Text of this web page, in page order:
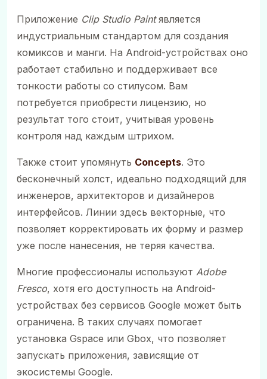
Приложение Clip Studio Paintявляется
индустриальным стандартом для создания
комиксов и манги. На Android-устройствах оно
работает стабильно и поддерживает все
тонкости работы со стилусом. Вам
потребуется приобрести лицензию, но
результат того стоит, учитывая уровень
контроля над каждым штрихом.
Также стоит упомянуть Concepts. Это
бесконечный холст, идеально подходящий для
инженеров, архитекторов и дизайнеров
интерфейсов. Линии здесь векторные, что
позволяет корректировать их форму и размер
уже после нанесения, не теряя качества.
Многие профессионалы используют Adobe
Fresco, хотя его доступность на Android-
устройствах без сервисов Google может быть
ограничена. В таких случаях помогает
установка Gspace или Gbox, что позволяет
запускать приложения, зависящие от
экосистемы Google.